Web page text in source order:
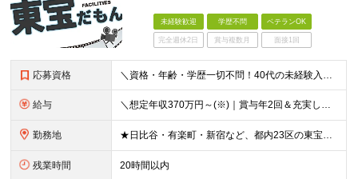
未経験歓迎 学歴不問 ベテランOK
完全週休2日 賞与複数月 面接1回
応募資格 ＼資格・年齢・学歴一切不問！40代の未経験入社実績多数！／ ◆未経験歓迎 ◆学歴・職歴・ブランクも一切不問です！ ━━━━━━━━━━━━━━━━━ ◎30代～50代を中心に幅広い年代が活躍中◎ 6
給与 ＼想定年収370万円～(※)｜賞与年2回＆充実した手当あり！／ ◆家族手当 ◆役付手当 ◆資格手当 ◆年末年始勤務手当 ◆宿直手当 ◆交通費支給（6ヶ月分の定期代を支給） ◆残業手当全額支給 ◆月給
勤務地 ★日比谷・有楽町・新宿など、都内23区の東宝グループが所有する施設・ビルへの配属です ★駅チカで通勤便利！ ※転居を伴う転勤はありません ▼ 配属先は、以下のいずれかです！ ▼ ＜日比谷・有楽町エリ
残業時間 20時間以内